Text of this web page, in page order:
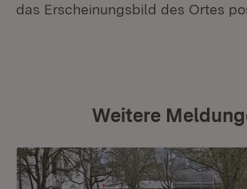
das Erscheinungsbild des Ortes
Weitere